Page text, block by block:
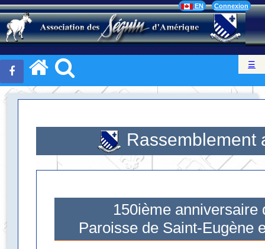
Connexion
EN
☰
Rassemblement
150ième anniversaire
Paroisse de Saint-Eugène